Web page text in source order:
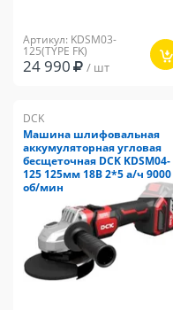
Артикул: KDSM03-
125(TYPE FK)
24 990 / шт
DCK
Машина шлифовальная
аккумуляторная угловая
бесщеточная DCK KDSM04-
125 125мм 18В 2*5 а/ч 9000
об/мин